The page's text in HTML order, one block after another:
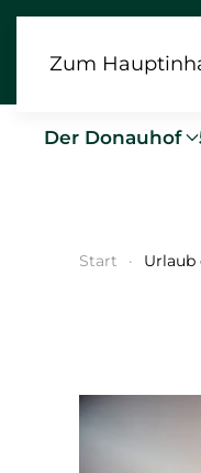
Zum
Der Donauhof
Start Urlaub